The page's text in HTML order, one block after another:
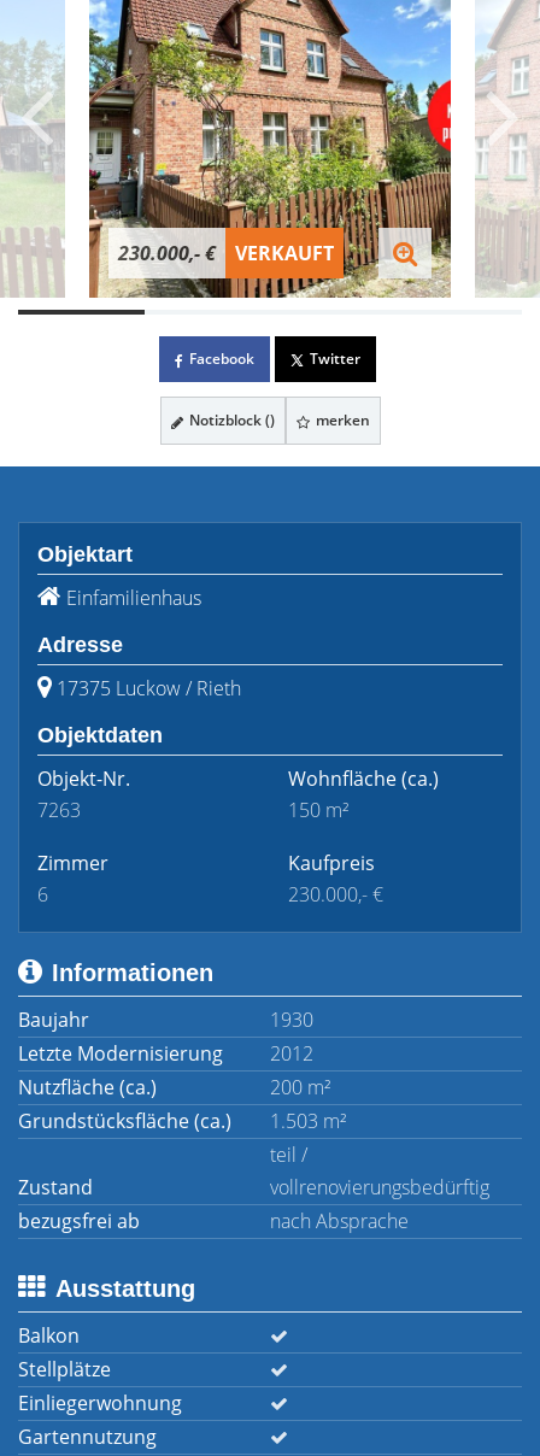
230.000,- € VERKAUFT
Facebook Twitter
Notizblock () merken
Objektart
Einfamilienhaus
Adresse
17375 Luckow / Rieth
Objektdaten
Objekt-Nr.
7263
Wohnfläche(ca.)
150 m²
Zimmer
6
Kaufpreis
230.000,- €
Informationen
Baujahr
1930
Letzte Modernisierung
2012
Nutzfläche (ca.)
200 m²
Grundstücksfläche (ca.)
1.503 m²
Zustand
teil /
vollrenovierungsbedürftig
bezugsfrei ab
nach Absprache
Ausstattung
Balkon
Stellplätze
Einliegerwohnung
Gartennutzung